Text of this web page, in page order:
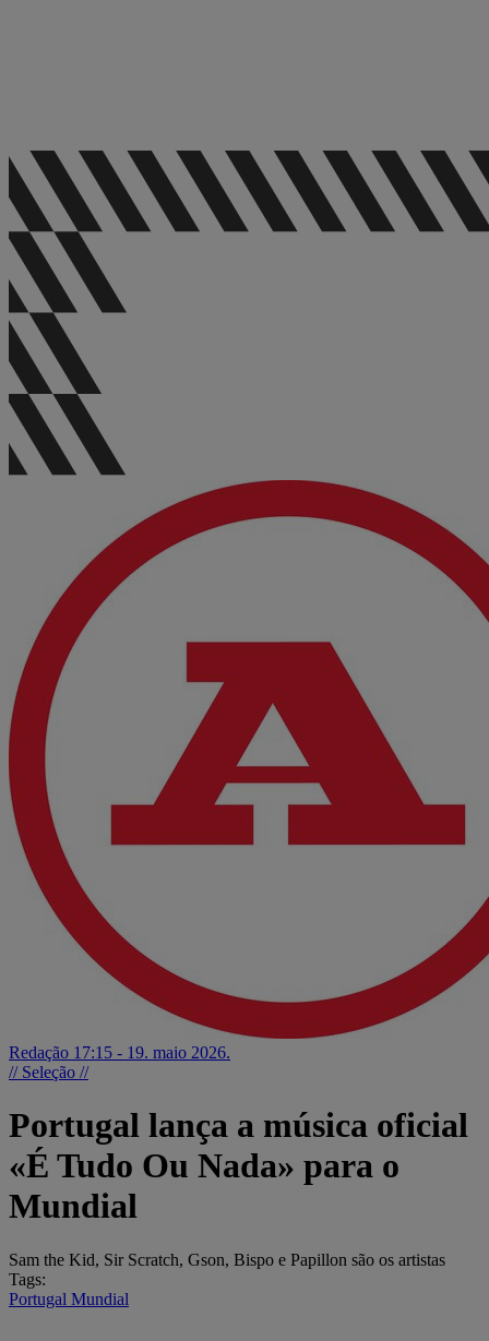
Redação 17:15 - 19. maio 2026.
// Seleção //
Portugal lança a música oficial
«É Tudo Ou Nada» para o
Mundial
Sam the Kid, Sir Scratch, Gson, Bispo e Papillon são os artistas
Tags:
Portugal Mundial